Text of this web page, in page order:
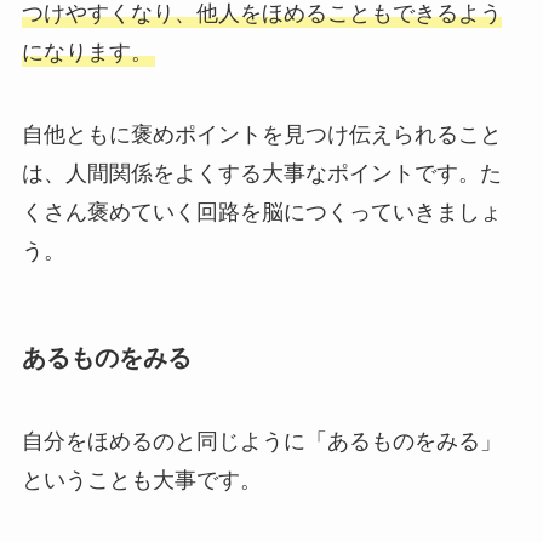
つけやすくなり、他人をほめることもできるよう
になります。
自他ともに褒めポイントを見つけ伝えられること
は、人間関係をよくする大事なポイントです。た
くさん褒めていく回路を脳につくっていきましょ
う。
あるものをみる
自分をほめるのと同じように「あるものをみる」
ということも大事です。